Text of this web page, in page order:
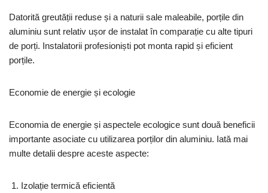
Datorită greutății reduse și a naturii sale maleabile, porțile din
aluminiu sunt relativ ușor de instalat în comparație cu alte tipuri
de porți. Instalatorii profesioniști pot monta rapid și eficient
porțile.
Economie de energie și ecologie
Economia de energie și aspectele ecologice sunt două beneficii
importante asociate cu utilizarea porților din aluminiu. Iată mai
multe detalii despre aceste aspecte:
Izolație termică eficientă